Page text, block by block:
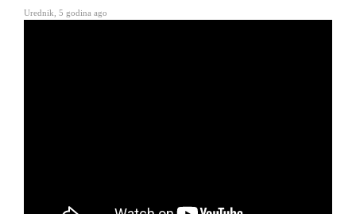
Urednik 5 godina ago